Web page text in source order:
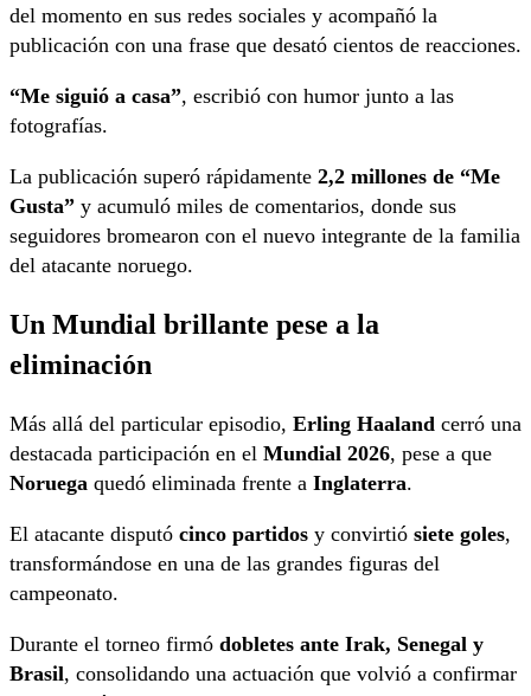
del momento en sus redes sociales y acompañó la
publicación con una frase que desató cientos de reacciones.
“Me siguió a casa”, escribió con humor junto a las
fotografías.
La publicación superó rápidamente 2,2 millones de “Me
Gusta” y acumuló miles de comentarios, donde sus
seguidores bromearon con el nuevo integrante de la familia
del atacante noruego.
Un Mundial brillante pese a la
eliminación
Más allá del particular episodio, Erling Haaland cerró una
destacada participación en el Mundial 2026, pese a que
Noruega quedó eliminada frente a Inglaterra.
El atacante disputó cinco partidos y convirtió siete goles,
transformándose en una de las grandes figuras del
campeonato.
Durante el torneo firmó dobletes ante Irak, Senegal y
Brasil, consolidando una actuación que volvió a confirmar